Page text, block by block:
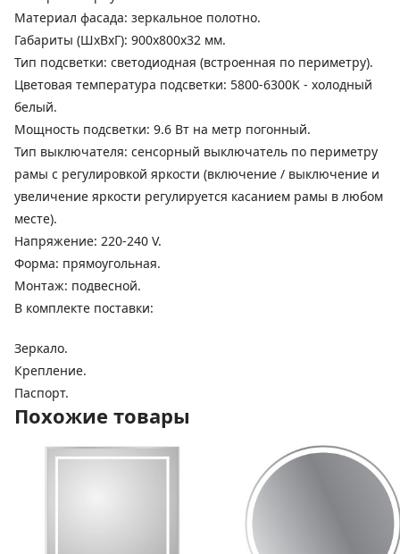
Материал фасада: зеркальное полотно.
Габариты (ШхВхГ): 900х800х32 мм.
Тип подсветки: светодиодная (встроенная по периметру).
Цветовая температура подсветки: 5800-6300K - холодный
белый.
Мощность подсветки: 9.6 Вт на метр погонный.
Тип выключателя: сенсорный выключатель по периметру
рамы с регулировкой яркости (включение / выключение и
увеличение яркости регулируется касанием рамы в любом
месте).
Напряжение: 220-240 V.
Форма: прямоугольная.
Монтаж: подвесной.
В комплекте поставки:
Зеркало.
Крепление.
Паспорт.
Похожие товары